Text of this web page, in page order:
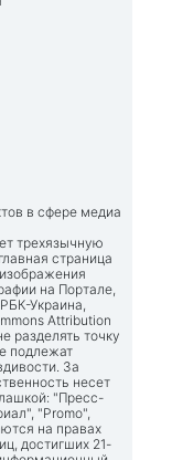
в сфере медиа
трехязычную
страница
на Портале,
Украина,
Attribution
разделять точку
подлежат
За
несет
"Пресс-
"Promo",
на правах
достигших 21-